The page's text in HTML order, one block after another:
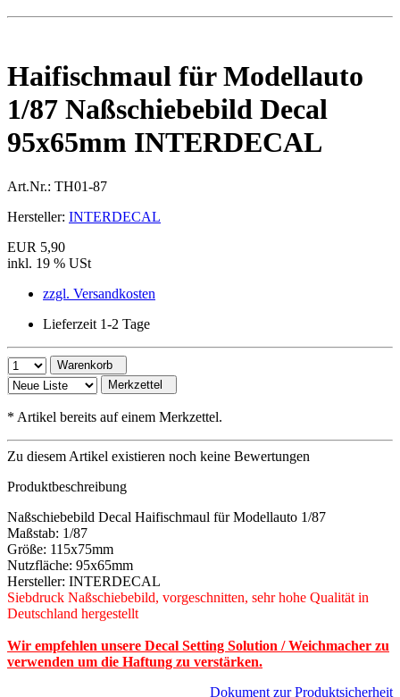
Haifischmaul für Modellauto
1/87 Naßschiebebild Decal
95x65mm INTERDECAL
Art.Nr.: TH01-87
Hersteller: INTERDECAL
EUR 5,90
inkl. 19 % USt
zzgl. Versandkosten
Lieferzeit 1-2 Tage
Warenkorb
Merkzettel
* Artikel bereits auf einem Merkzettel.
Zu diesem Artikel existieren noch keine Bewertungen
Produktbeschreibung
Naßschiebebild Decal Haifischmaul für Modellauto 1/87
Maßstab: 1/87
Größe: 115x75mm
Nutzfläche: 95x65mm
Hersteller: INTERDECAL
Siebdruck Naßschiebebild, vorgeschnitten, sehr hohe Qualität in
Deutschland hergestellt
Wir empfehlen unsere Decal Setting Solution / Weichmacher zu
verwenden um die Haftung zu verstärken.
Dokument zur Produktsicherheit